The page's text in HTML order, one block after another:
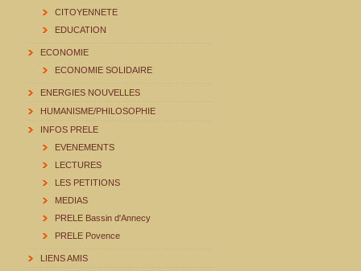
CITOYENNETE
EDUCATION
ECONOMIE
ECONOMIE SOLIDAIRE
ENERGIES NOUVELLES
HUMANISME/PHILOSOPHIE
INFOS PRELE
EVENEMENTS
LECTURES
LES PETITIONS
MEDIAS
PRELE Bassin d'Annecy
PRELE Povence
LIENS AMIS